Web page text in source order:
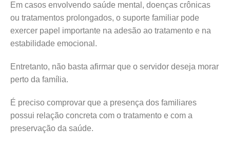
Em casos envolvendo saúde mental, doenças crônicas
ou tratamentos prolongados, o suporte familiar pode
exercer papel importante na adesão ao tratamento e na
estabilidade emocional.
Entretanto, não basta afirmar que o servidor deseja morar
perto da família.
É preciso comprovar que a presença dos familiares
possui relação concreta com o tratamento e com a
preservação da saúde.